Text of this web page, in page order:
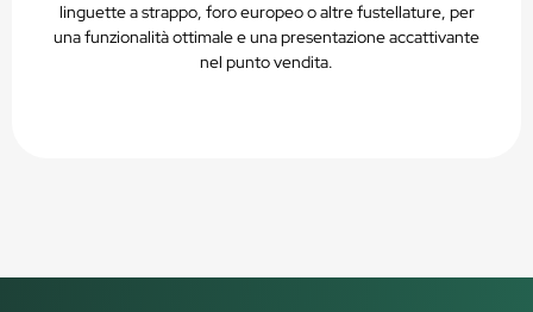
linguette a strappo, foro europeo o altre fustellature, per
una funzionalità ottimale e una presentazione accattivante
nel punto vendita.